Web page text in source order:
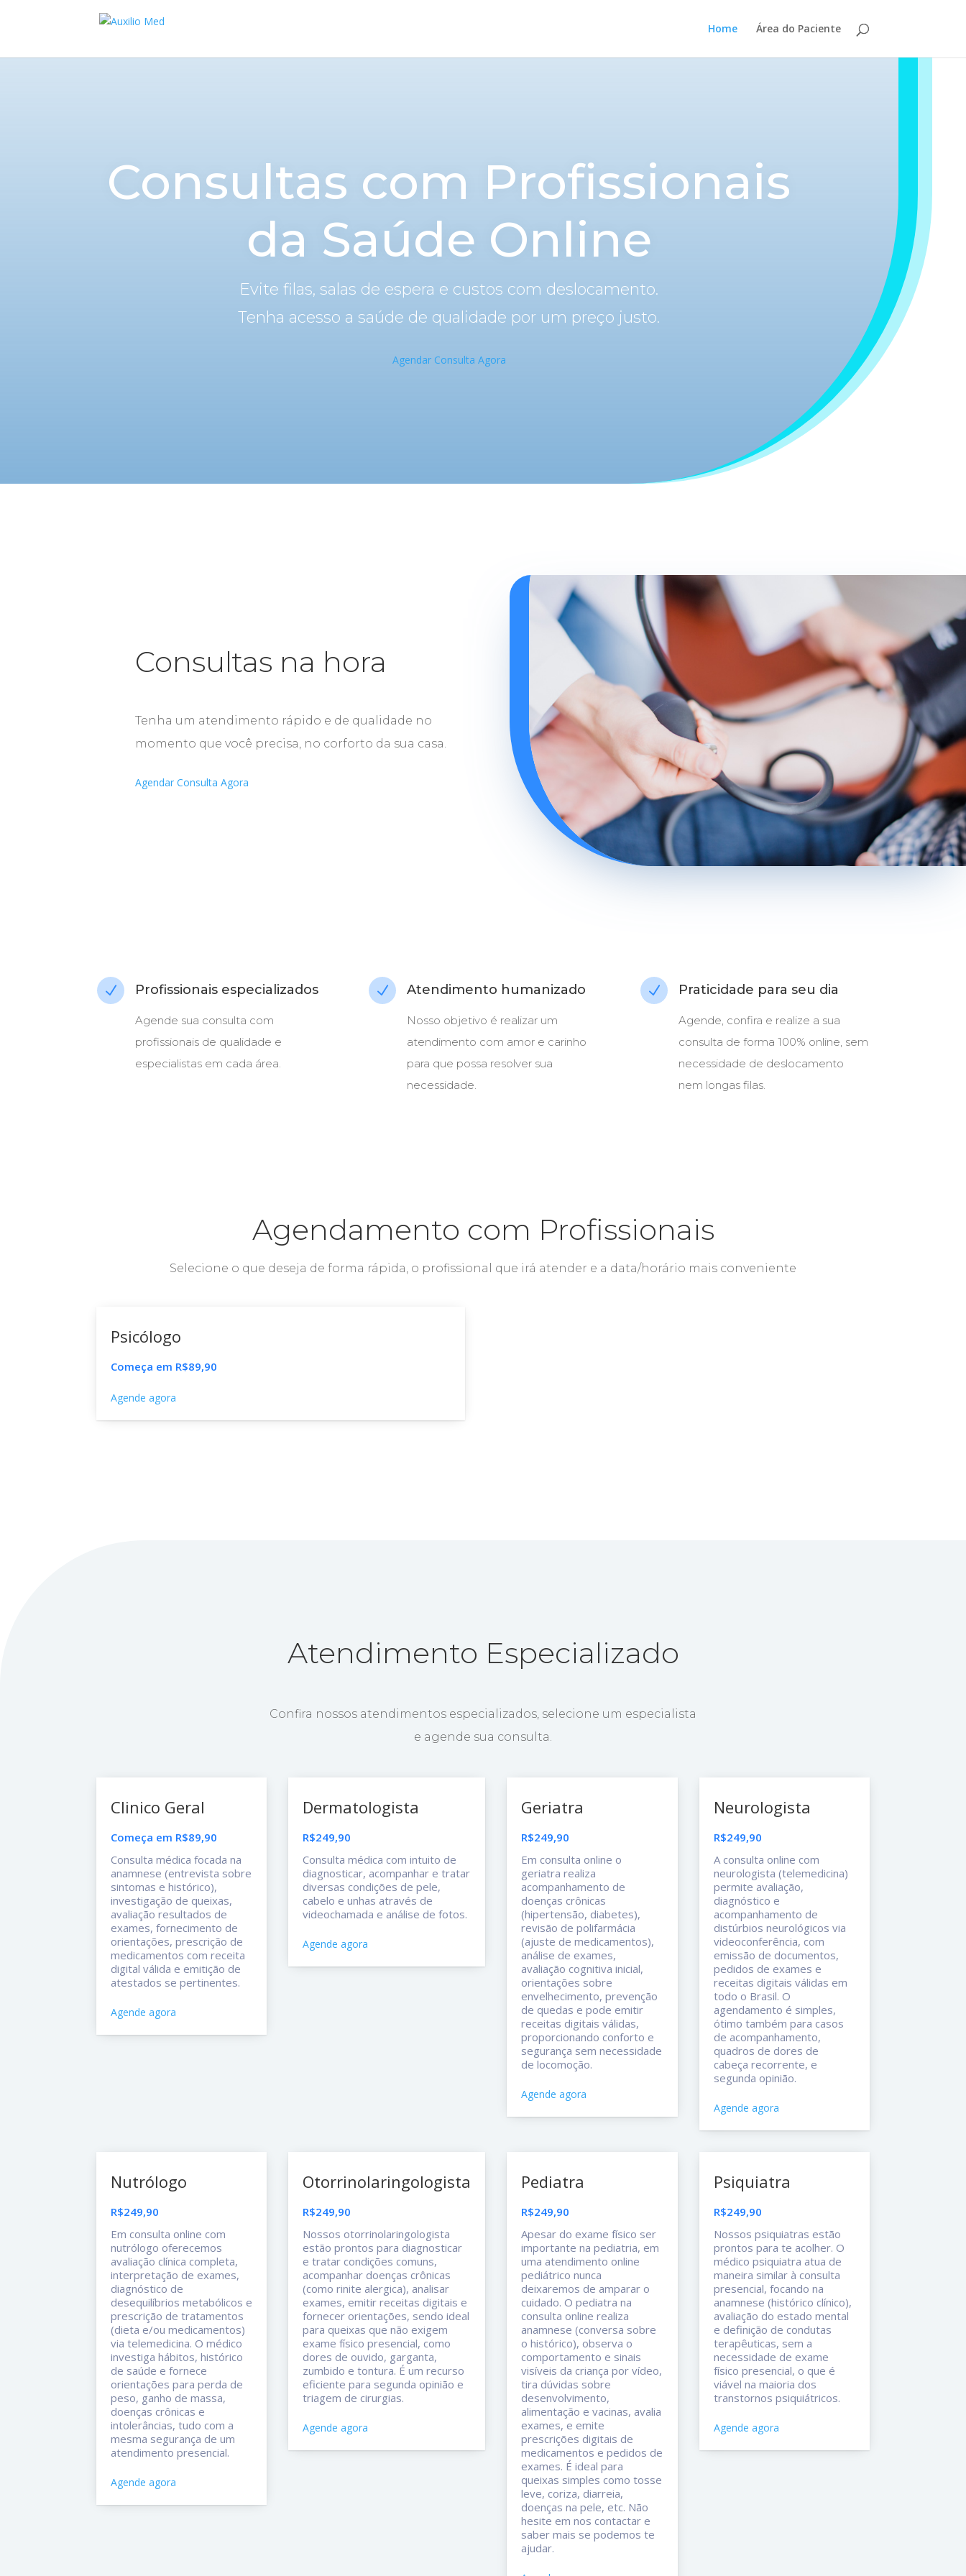
Home Área do Paciente
Consultas com Profissionais
da Saúde Online
Evite filas, salas de espera e custos com deslocamento.
Tenha acesso a saúde de qualidade por um preço justo.
Agendar Consulta Agora
Consultas na hora
Tenha um atendimento rápido e de qualidade no
momento que você precisa, no corforto da sua casa.
Agendar Consulta Agora
N Profissionais especializados
Agende sua consulta com
profissionais de qualidade e
especialistas em cada área.
N Atendimento humanizado
Nosso objetivo é realizar um
atendimento com amor e carinho
para que possa resolver sua
necessidade.
N Praticidade para seu dia
Agende, confira e realize a sua
consulta de forma 100% online, sem
necessidade de deslocamento
nem longas filas.
Agendamento com Profissionais
Selecione o que deseja de forma rápida, o profissional que irá atender e a data/horário mais conveniente
Psicólogo
Começa em R$89,90
Agende agora
Atendimento Especializado
Confira nossos atendimentos especializados, selecione um especialista
e agende sua consulta.
Clinico Geral
Começa em R$89,90
Consulta médica focada na
anamnese (entrevista sobre
sintomas e histórico),
investigação de queixas,
avaliação resultados de
exames, fornecimento de
orientações, prescrição de
medicamentos com receita
digital válida e emitição de
atestados se pertinentes.
Agende agora
Dermatologista
R$249,90
Consulta médica com intuito de
diagnosticar, acompanhar e tratar
diversas condições de pele,
cabelo e unhas através de
videochamada e análise de fotos.
Agende agora
Geriatra
R$249,90
Em consulta online o
geriatra realiza
acompanhamento de
doenças crônicas
(hipertensão, diabetes),
revisão de polifarmácia
(ajuste de medicamentos),
análise de exames,
avaliação cognitiva inicial,
orientações sobre
envelhecimento, prevenção
de quedas e pode emitir
receitas digitais válidas,
proporcionando conforto e
segurança sem necessidade
de locomoção.
Agende agora
Neurologista
R$249,90
A consulta online com
neurologista (telemedicina)
permite avaliação,
diagnóstico e
acompanhamento de
distúrbios neurológicos via
videoconferência, com
emissão de documentos,
pedidos de exames e
receitas digitais válidas em
todo o Brasil. O
agendamento é simples,
ótimo também para casos
de acompanhamento,
quadros de dores de
cabeça recorrente, e
segunda opinião.
Agende agora
Nutrólogo
R$249,90
Em consulta online com
nutrólogo oferecemos
avaliação clínica completa,
interpretação de exames,
diagnóstico de
desequilíbrios metabólicos e
prescrição de tratamentos
(dieta e/ou medicamentos)
via telemedicina. O médico
investiga hábitos, histórico
de saúde e fornece
orientações para perda de
peso, ganho de massa,
doenças crônicas e
intolerâncias, tudo com a
mesma segurança de um
atendimento presencial.
Agende agora
Otorrinolaringologista
R$249,90
Nossos otorrinolaringologista
estão prontos para diagnosticar
e tratar condições comuns,
acompanhar doenças crônicas
(como rinite alergica), analisar
exames, emitir receitas digitais e
fornecer orientações, sendo ideal
para queixas que não exigem
exame físico presencial, como
dores de ouvido, garganta,
zumbido e tontura. É um recurso
eficiente para segunda opinião e
triagem de cirurgias.
Agende agora
Pediatra
R$249,90
Apesar do exame físico ser
importante na pediatria, em
uma atendimento online
pediátrico nunca
deixaremos de amparar o
cuidado. O pediatra na
consulta online realiza
anamnese (conversa sobre
o histórico), observa o
comportamento e sinais
visíveis da criança por vídeo,
tira dúvidas sobre
desenvolvimento,
alimentação e vacinas, avalia
exames, e emite
prescrições digitais de
medicamentos e pedidos de
exames. É ideal para
queixas simples como tosse
leve, coriza, diarreia,
doenças na pele, etc. Não
hesite em nos contactar e
saber mais se podemos te
ajudar.
Psiquiatra
R$249,90
Nossos psiquiatras estão
prontos para te acolher. O
médico psiquiatra atua de
maneira similar à consulta
presencial, focando na
anamnese (histórico clínico),
avaliação do estado mental
e definição de condutas
terapêuticas, sem a
necessidade de exame
físico presencial, o que é
viável na maioria dos
transtornos psiquiátricos.
Agende agora